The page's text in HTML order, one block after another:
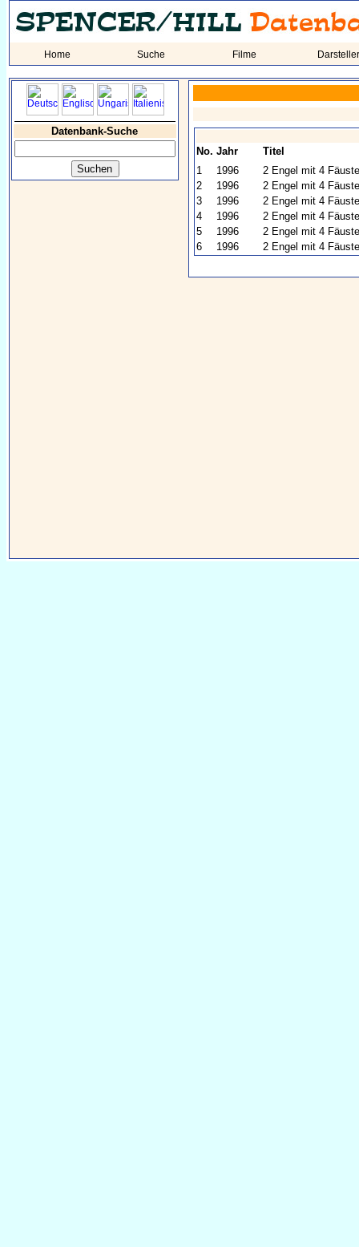
Home Suche Filme Darsteller
Datenbank-Suche
No. Jahr
Titel
1
1996
2 Engel mit 4
2
1996
2 Engel mit 4
3
1996
2 Engel mit 4
4
1996
2 Engel mit 4
5
1996
2 Engel mit 4
6
1996 2 Engel mit 4